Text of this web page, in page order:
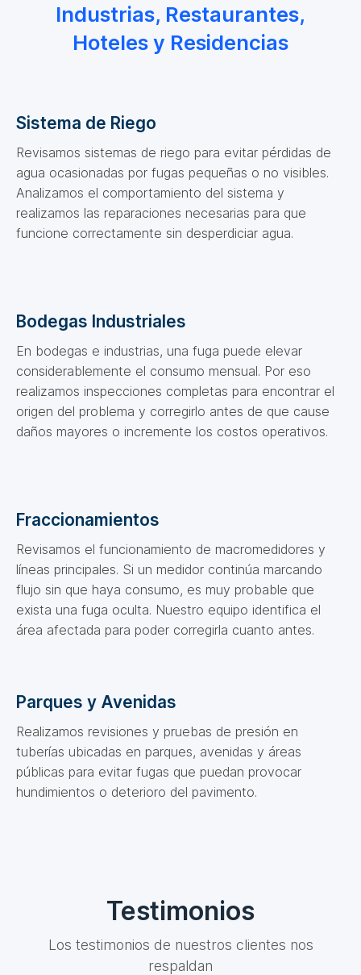
Industrias, Restaurantes,
Hoteles y Residencias
Sistema de Riego
Revisamos sistemas de riego para evitar pérdidas de
agua ocasionadas por fugas pequeñas o no visibles.
Analizamos el comportamiento del sistema y
realizamos las reparaciones necesarias para que
funcione correctamente sin desperdiciar agua.
Bodegas Industriales
En bodegas e industrias, una fuga puede elevar
considerablemente el consumo mensual. Por eso
realizamos inspecciones completas para encontrar el
origen del problema y corregirlo antes de que cause
daños mayores o incremente los costos operativos.
Fraccionamientos
Revisamos el funcionamiento de macromedidores y
líneas principales. Si un medidor continúa marcando
flujo sin que haya consumo, es muy probable que
exista una fuga oculta. Nuestro equipo identifica el
área afectada para poder corregirla cuanto antes.
Parques y Avenidas
Realizamos revisiones y pruebas de presión en
tuberías ubicadas en parques, avenidas y áreas
públicas para evitar fugas que puedan provocar
hundimientos o deterioro del pavimento.
Testimonios
Los testimonios de nuestros clientes nos
respaldan